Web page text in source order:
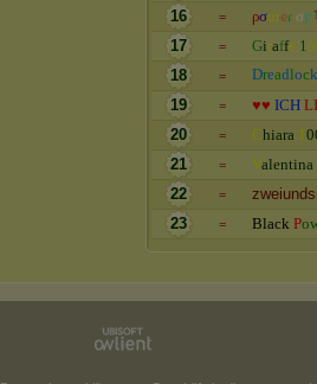
16
= ρσɯҽɾ σϝ
17
= Giraffe 10
18
= Dreadlock
19
= ♥♥ ICH LI
20
= Chiara 10
21
= Valentina
22
=
23
= Black Po